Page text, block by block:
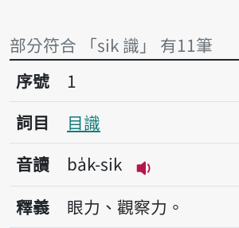
部分符合 「sik 識」 有11筆
序號1目識
序號
1
詞目
目識
音讀
ba̍k-sik
播放音讀
釋義
眼力、觀察力。